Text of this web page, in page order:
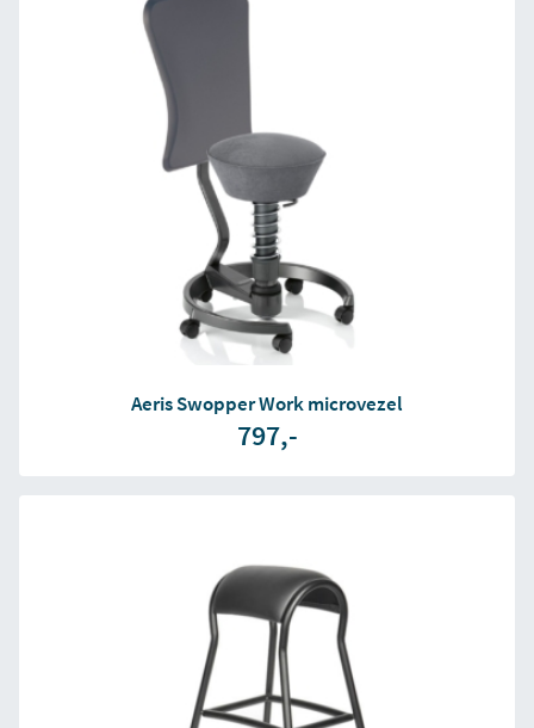
Aeris Swopper Work microvezel
797,-